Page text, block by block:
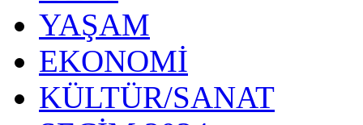
YAŞAM
EKONOMİ
KÜLTÜR/SANAT